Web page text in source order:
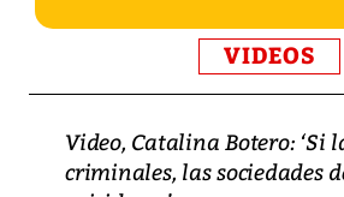
VIDEOS
Video, Catalina Botero: ‘Si
criminales, las sociedades